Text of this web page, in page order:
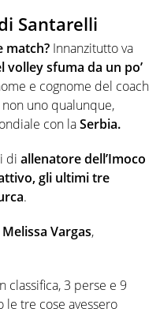
Santarelli
match? Innanzitutto va
volley sfuma da un po’
e cognome del coach
non uno qualunque,
con laSerbia.
di allenatore dell’Imoco
gli ultimi tre
.
Melissa Vargas,
classifica, 3 perse e 9
le tre cose avessero